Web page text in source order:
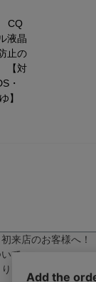
CQ
液晶
止の
【対
・
】
来店のお客様へ！
て
ませんか！（採用）